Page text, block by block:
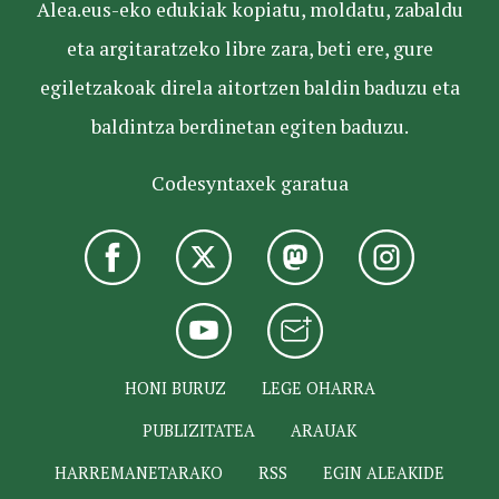
Alea.eus-eko edukiak kopiatu, moldatu, zabaldu
eta argitaratzeko libre zara, beti ere, gure
egiletzakoak direla aitortzen baldin baduzu eta
baldintza berdinetan egiten baduzu.
Codesyntaxek garatua
HONI BURUZ
LEGE OHARRA
PUBLIZITATEA
ARAUAK
HARREMANETARAKO
RSS EGIN ALEAKIDE